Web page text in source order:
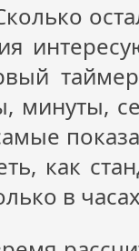
минуты,
как
в